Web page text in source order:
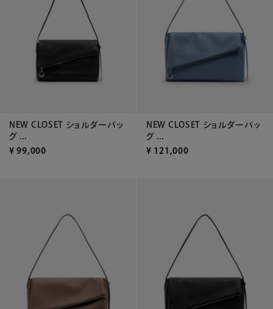
NEW CLOSET ショルダーバッ
グ ...
¥ 99,000
NEW CLOSET ショルダーバッ
グ ...
¥ 121,000